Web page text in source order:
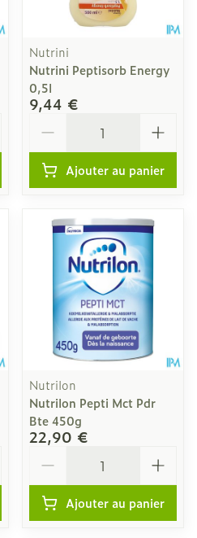
Nutrini
Nutrini Peptisorb Energy
0,5l
9,44 €
Ajouter au panier
Nutrilon
Nutrilon Pepti Mct Pdr
Bte 450g
22,90 €
Ajouter au panier